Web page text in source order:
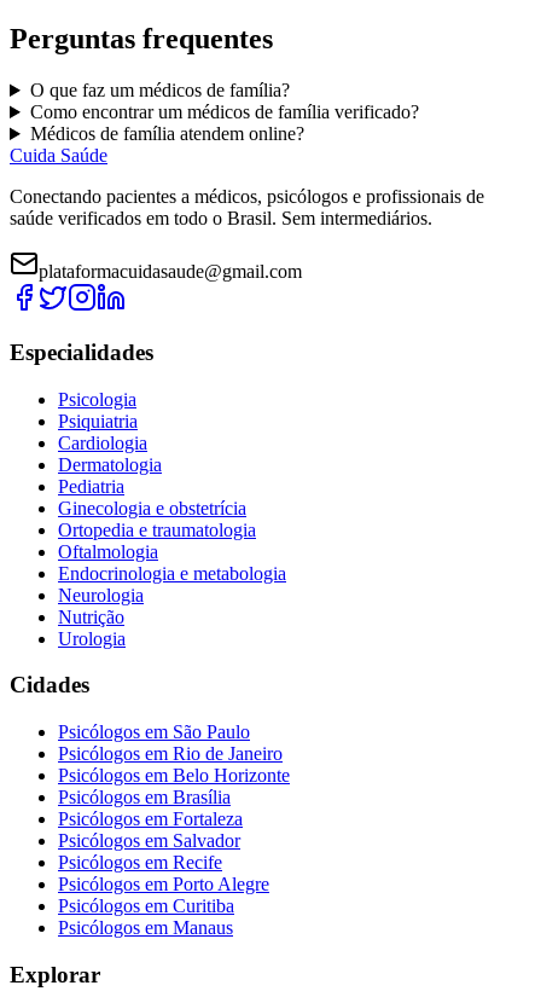
Perguntas frequentes
O que faz um médicos de família?
Como encontrar um médicos de família verificado?
Médicos de família atendem online?
Cuida Saúde
Conectando pacientes a médicos, psicólogos e profissionais de
saúde verificados em todo o Brasil. Sem intermediários.
plataformacuidasaude@gmail.com
Especialidades
Psicologia
Psiquiatria
Cardiologia
Dermatologia
Pediatria
Ginecologia e obstetrícia
Ortopedia e traumatologia
Oftalmologia
Endocrinologia e metabologia
Neurologia
Nutrição
Urologia
Cidades
Psicólogos em São Paulo
Psicólogos em Rio de Janeiro
Psicólogos em Belo Horizonte
Psicólogos em Brasília
Psicólogos em Fortaleza
Psicólogos em Salvador
Psicólogos em Recife
Psicólogos em Porto Alegre
Psicólogos em Curitiba
Psicólogos em Manaus
Explorar